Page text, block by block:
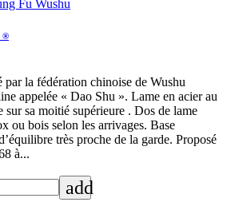
®
par la fédération chinoise de Wushu
appelée « Dao Shu ». Lame en acier au
sur sa moitié supérieure . Dos de lame
ou bois selon les arrivages. Base
très proche de la garde. Proposé
à...
add